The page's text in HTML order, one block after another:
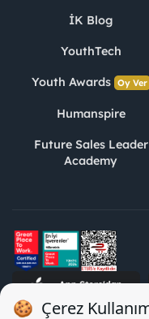
İK Blog
YouthTech
Youth Awards Oy Ver
Humanspire
Future Sales Leader
Academy